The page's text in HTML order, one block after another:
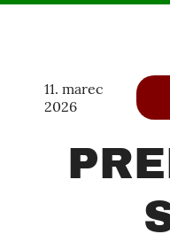
11. marec
2026